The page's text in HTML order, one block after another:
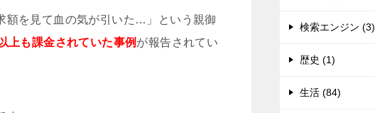
額を見て血の気が引いた…」という親御
上も課金されていた事例 が報告されてい
検索エンジン (3)
歴史 (1)
生活 (84)